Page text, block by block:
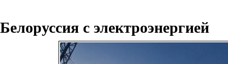
Белоруссия с электроэнергией